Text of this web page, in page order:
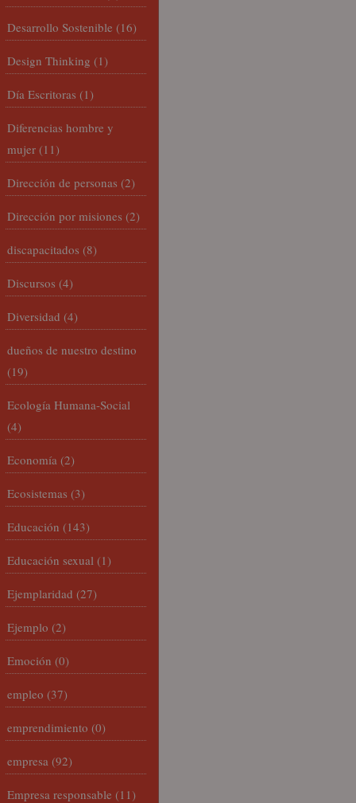
Desarrollo Sostenible (16)
Design Thinking (1)
Día Escritoras (1)
Diferencias hombre y
mujer (11)
Dirección de personas (2)
Dirección por misiones (2)
discapacitados (8)
Discursos (4)
Diversidad (4)
dueños de nuestro destino
(19)
Ecología Humana-Social
(4)
Economía (2)
Ecosistemas (3)
Educación (143)
Educación sexual (1)
Ejemplaridad (27)
Ejemplo (2)
Emoción (0)
empleo (37)
emprendimiento (0)
empresa (92)
Empresa responsable (11)